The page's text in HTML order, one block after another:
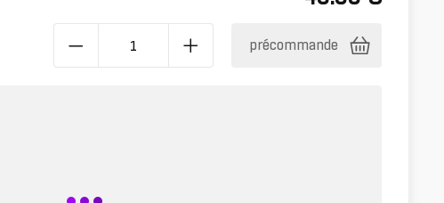
précommande